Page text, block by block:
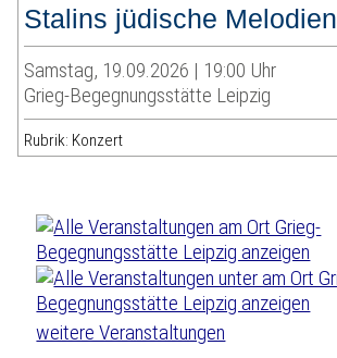
Stalins jüdische Melodien
Samstag, 19.09.2026 | 19:00 Uhr
Grieg-Begegnungsstätte Leipzig
Rubrik: Konzert
weitere Veranstaltungen